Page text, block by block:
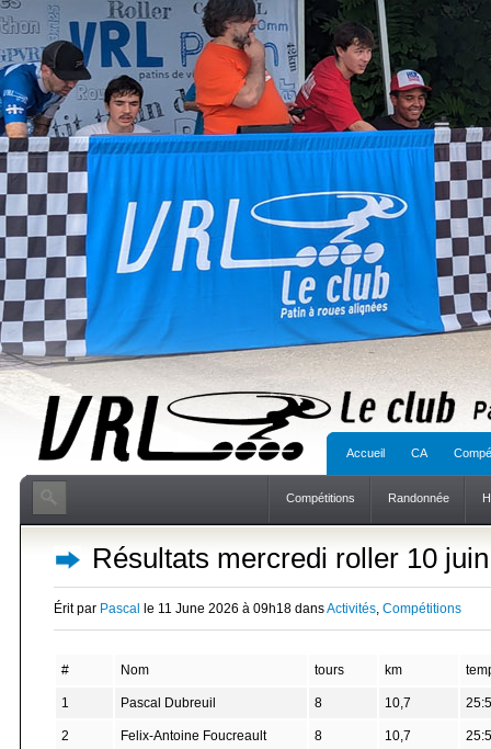
Accueil CA
Compétitions Randonnée
Résultats mercredi roller 10
Érit par Pascal le 11 June 2026 à 09h18 dansActivités, Compétitions
# Nom tours km
1 Pascal Dubreuil 8 10,7
2 Felix-Antoine Foucreault 8 10,7